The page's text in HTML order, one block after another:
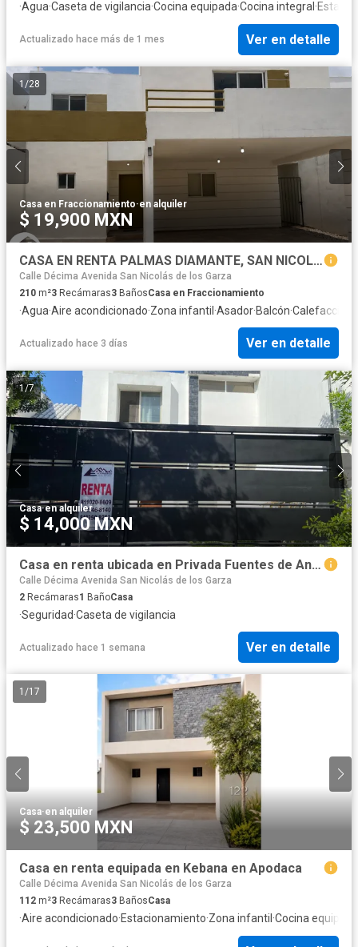
·Agua·Caseta de vigilancia·Cocina equipada·Cocina integral ·
Actualizado hace más de 1 mes Ver en detalle
1 /28
Casa en Fraccionamiento·en alquiler
$ 19,900 MXN
CASA EN RENTA PALMAS DIAMANTE, SAN NICOLAS DE LOS GARZA, N.L.
Calle Décima Avenida San Nicolás de los Garza
210 m²3 Recámaras3 BañosCasa en Fraccionamiento
·Agua·Aire acondicionado·Zona infantil ·Asador·Balcón·Calefacción
Actualizado hace 3 días Ver en detalle
1/7
Casa·en alquiler
$ 14,000 MXN
Casa en renta ubicada en Privada Fuentes de Anáhuac *solo mujeres*
Calle Décima Avenida San Nicolás de los Garza
2 Recámaras1 BañoCasa
·Seguridad·Caseta de vigilancia
Actualizado hace 1 semana Ver en detalle
1 /17
Casa·en alquiler
$ 23,500 MXN
Casa en renta equipada en Kebana en Apodaca
Calle Décima Avenida San Nicolás de los Garza
112 m²3 Recámaras3 BañosCasa
·Aire acondicionado·Estacionamiento·Zona infantil ·Cocina equipada